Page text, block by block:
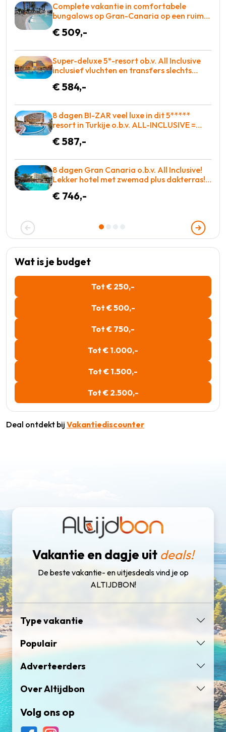
Complete vakantie in comfortabele
bungalows op Gran-Canaria op een ruim
BOEKEN!
€ 509,-
Super-deluxe 5*-resort ob.v. All Inclusive
inclusief vluchten en transfers slechts
€ 584,-
8 dagen BI-ZAR veel luxe in dit 5*****
resort in Turkije o.b.v. ALL-INCLUSIVE =
€ 587,-
8 dagen Gran Canaria o.b.v. All Inclusive!
Lekker hotel met zwemad plus dakterras!
€ 746,-
Wat is je budget
Tot € 250,-
Tot € 500,-
Tot € 750,-
Tot € 1.000,-
Tot € 1.500,-
Tot € 2.500,-
Deal ontdekt bij Vakantiediscounter
Vakantie en dagje uit deals!
De beste vakantie- en uitjesdeals vind je op
ALTIJDBON!
Type vakantie
Populair
Adverteerders
Over Altijdbon
Volg ons op